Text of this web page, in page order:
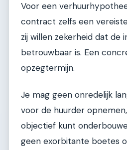
Voor een
contract zelfs een
zij willen zekerheid dat de
betrouwbaar is. Een
opzegtermijn.
Je mag geen onredelijk
voor de huurder
objectief kunt
geen exorbitante boetes